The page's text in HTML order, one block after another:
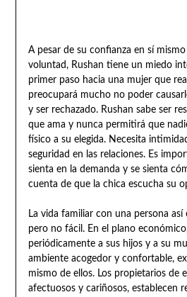
A pesar de su confianza en sí
voluntad, Rushan tiene un miedo
primer paso hacia una mujer que
preocupará mucho no poder
y ser rechazado. Rushan sabe ser
que ama y nunca permitirá que
físico a su elegida. Necesita
seguridad en las relaciones. Es
sienta en la demanda y se sienta
cuenta de que la chica escucha su
La vida familiar con una persona así
pero no fácil. En el plano
periódicamente a sus hijos y a su
ambiente acogedor y confortable,
mismo de ellos. Los propietarios de
afectuosos y cariñosos, establecen